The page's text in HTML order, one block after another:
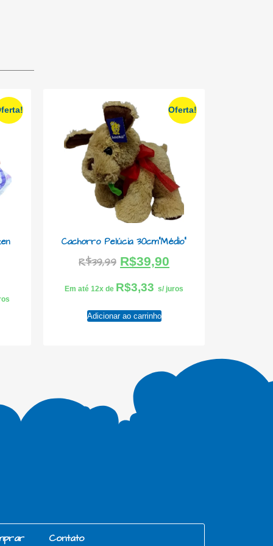
Oferta!
Cachorro Pelúcia 30cm”Médio”
R$39,99 R$39,90
Em até 12x de R$3,33 s/ juros
Adicionar ao carrinho
Contato